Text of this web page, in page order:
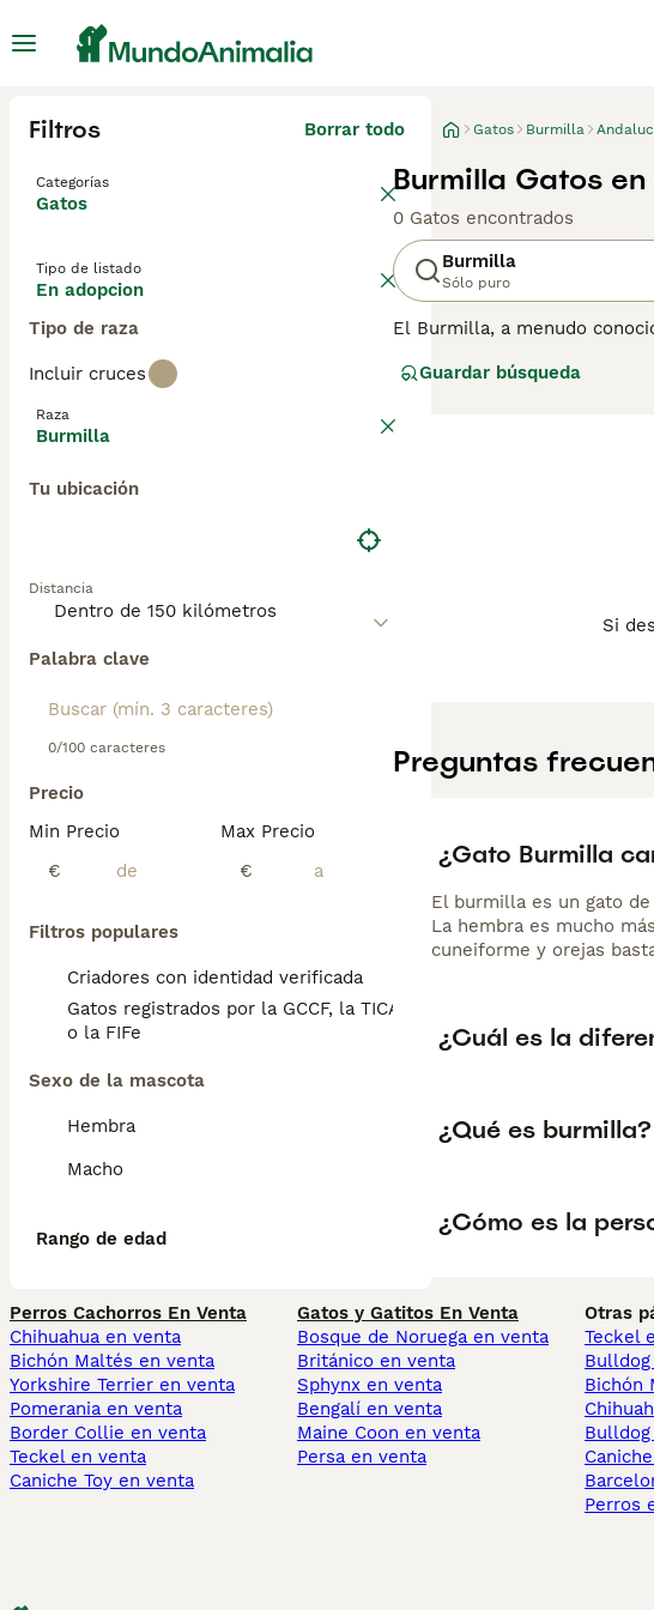
Filtros Borrar todo
Categorías
Gatos
Tipo de listado
En adopcion
Tipo de raza
Incluir cruces
Raza
Burmilla
Tu ubicación
Distancia
Palabra clave
0/100 caracteres
Precio
Min Precio
€
Max Precio
€
Filtros populares
Criadores con identidad verificada
Gatos registrados por la GCCF, la TICA
o la FIFe
Sexo de la mascota
Hembra
Macho
Rango de edad
Gatos Burmilla
Burmilla Gatos
0 Gatos encontrados
Burmilla
Sólo puro
El Burmilla, a menudo
(es decir, Burmilla +
de pelaje que no es Burmés.
Asian Smoke, el Asian
Persian Chinchilla produce
heredado del Burmés y el
con pedigrí en el Reino
Guardar búsqueda
Si
Preguntas
¿Gato Burmilla
El burmilla es un gato
La hembra es mucho
cuneiforme y orejas
¿Cuál es la
¿Qué es burmilla?
¿Cómo es la
Perros Cachorros En Venta
Chihuahua en venta
Bichón Maltés en venta
Yorkshire Terrier en venta
Pomerania en venta
Border Collie en venta
Teckel en venta
Caniche Toy en venta
Gatos y Gatitos En Venta
Bosque de Noruega en venta
Británico en venta
Sphynx en venta
Bengalí en venta
Maine Coon en venta
Persa en venta
Otras
Teckel
Bulldog
Bichón
Perros